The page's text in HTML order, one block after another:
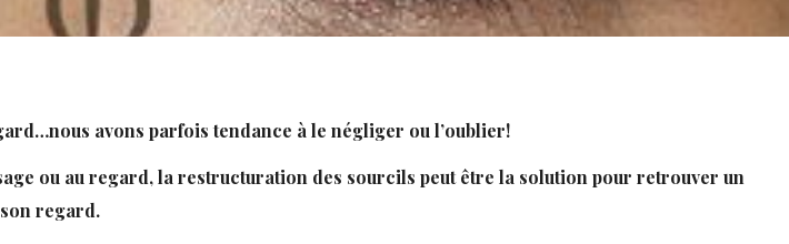
avons parfois tendance à le négliger ou l’oublier!
ou au regard, la restructuration des sourcils peut être la solution pour retrouver un
regard.